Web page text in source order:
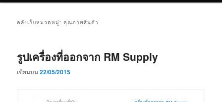
คลังเก็บหมวดหมู่:คุณภาพสินค้า
รูปเครื่องที่ออกจาก RM Supply
เขียนบน22/05/2015